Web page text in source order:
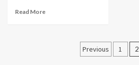
Read More
Paginație
Previous 1 2